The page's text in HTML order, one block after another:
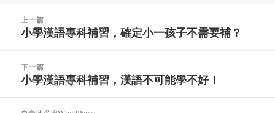
上一篇
上
文
章：
小學漢語專科補習，確定小一孩子不需要補？
下一篇
下
文
小學漢語專科補習，漢語不可能學不好！